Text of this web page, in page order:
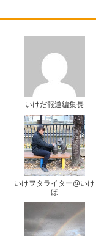
いけだ報道編集長
いけヲタライター@いけ
ほ